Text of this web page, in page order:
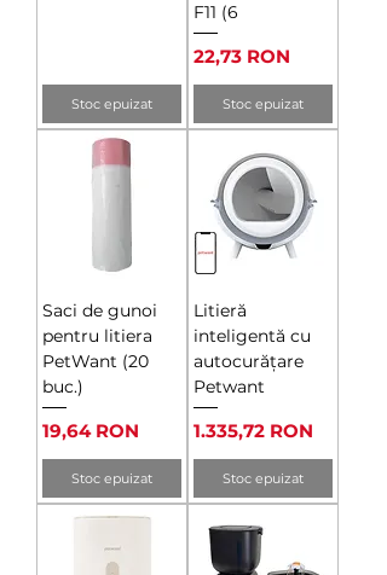
Stoc epuizat
F11 (6
Preț
22,73 RON
Stoc epuizat
Saci de gunoi
pentru litiera
PetWant (20
buc.)
Preț
19,64 RON
Stoc epuizat
Litieră
inteligentă cu
autocurățare
Petwant
Preț
1.335,72 RON
Stoc epuizat